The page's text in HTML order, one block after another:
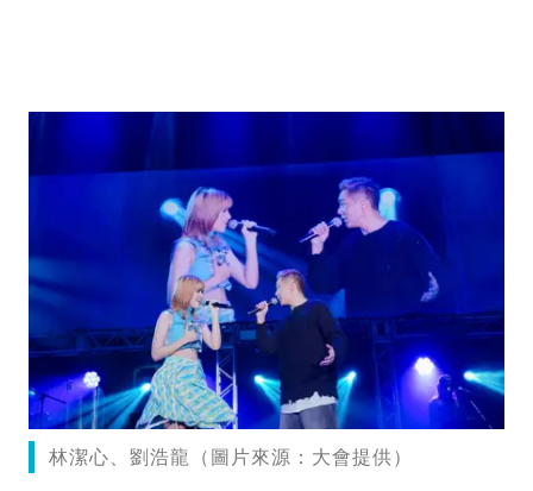
林潔心、劉浩龍（圖片來源：大會提供）